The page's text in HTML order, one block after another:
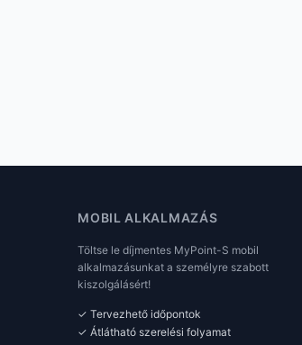
MOBIL ALKALMAZÁS
Töltse le díjmentes MyPoint-S mobil
alkalmazásunkat a személyre szabott
kiszolgálásért!
✓ Tervezhető időpontok
✓ Átlátható szerelési folyamat